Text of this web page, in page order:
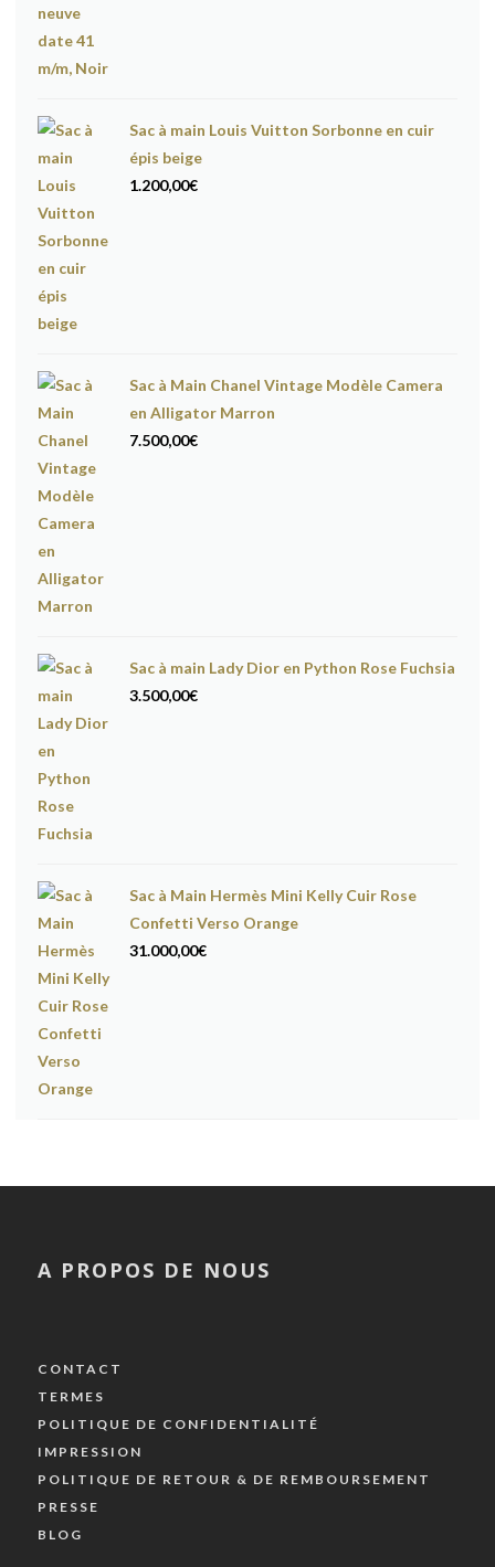
Sac à main Louis Vuitton Sorbonne en cuir
épis beige
1.200,00€
Sac à Main Chanel Vintage Modèle Camera
en Alligator Marron
7.500,00€
Sac à main Lady Dior en Python Rose Fuchsia
3.500,00€
Sac à Main Hermès Mini Kelly Cuir Rose
Confetti Verso Orange
31.000,00€
A PROPOS DE NOUS
CONTACT
TERMES
POLITIQUE DE CONFIDENTIALITÉ
IMPRESSION
POLITIQUE DE RETOUR & DE REMBOURSEMENT
PRESSE
BLOG